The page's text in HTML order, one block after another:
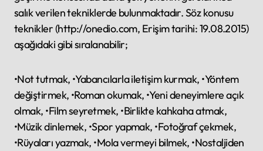
salık verilen tekniklerde bulunmaktadır. Söz konusu
teknikler (http://onedio.com, Erişim tarihi: 19.08.2015)
aşağıdaki gibi sıralanabilir;
•Not tutmak, •Yabancılarla iletişim kurmak, •Yöntem
değiştirmek, •Roman okumak, •Yeni deneyimlere açık
olmak, •Film seyretmek, •Birlikte kahkaha atmak,
•Müzik dinlemek, •Spor yapmak, •Fotoğraf çekmek,
•Rüyaları yazmak, •Mola vermeyi bilmek, •Nostaljiden